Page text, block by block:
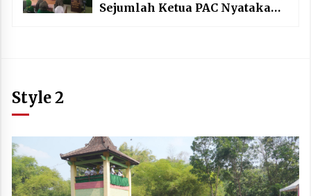
Sejumlah Ketua PAC Nyatakan
Style 2